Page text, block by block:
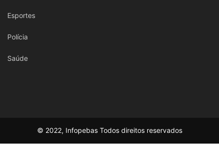
Esportes
Polícia
Saúde
© 2022, Infopebas Todos direitos reservados